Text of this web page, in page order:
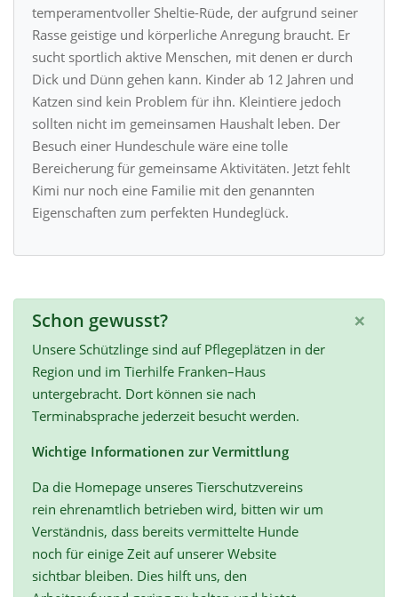
temperamentvoller Sheltie-Rüde, der aufgrund seiner
Rasse geistige und körperliche Anregung braucht. Er
sucht sportlich aktive Menschen, mit denen er durch
Dick und Dünn gehen kann. Kinder ab 12 Jahren und
Katzen sind kein Problem für ihn. Kleintiere jedoch
sollten nicht im gemeinsamen Haushalt leben. Der
Besuch einer Hundeschule wäre eine tolle
Bereicherung für gemeinsame Aktivitäten. Jetzt fehlt
Kimi nur noch eine Familie mit den genannten
Eigenschaften zum perfekten Hundeglück.
×
Schon gewusst?
Unsere Schützlinge sind auf Pflegeplätzen in der
Region und im Tierhilfe Franken–Haus
untergebracht. Dort können sie nach
Terminabsprache jederzeit besucht werden.
Wichtige Informationen zur Vermittlung
Da die Homepage unseres Tierschutzvereins
rein ehrenamtlich betrieben wird, bitten wir um
Verständnis, dass bereits vermittelte Hunde
noch für einige Zeit auf unserer Website
sichtbar bleiben. Dies hilft uns, den